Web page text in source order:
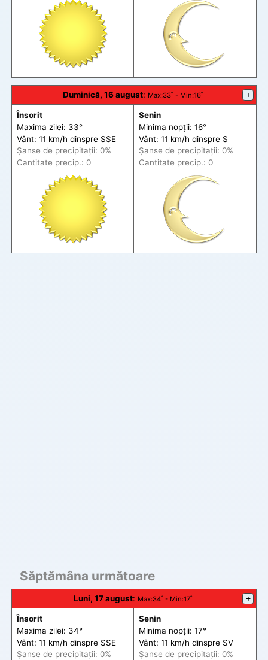
Duminică, 16 august: Max:33˚ - Min:16˚ +
Însorit
Maxima zilei: 33°
Vânt: 11 km/h dinspre SSE
Șanse de precipitații: 0%
Cantitate precip.: 0
Senin
Minima nopții: 16°
Vânt: 11 km/h dinspre S
Șanse de precipitații: 0%
Cantitate precip.: 0
Săptămâna următoare
Luni, 17 august: Max:34˚ - Min:17˚ +
Însorit
Maxima zilei: 34°
Vânt: 11 km/h dinspre SSE
Șanse de precipitații: 0%
Senin
Minima nopții: 17°
Vânt: 11 km/h dinspre SV
Șanse de precipitații: 0%